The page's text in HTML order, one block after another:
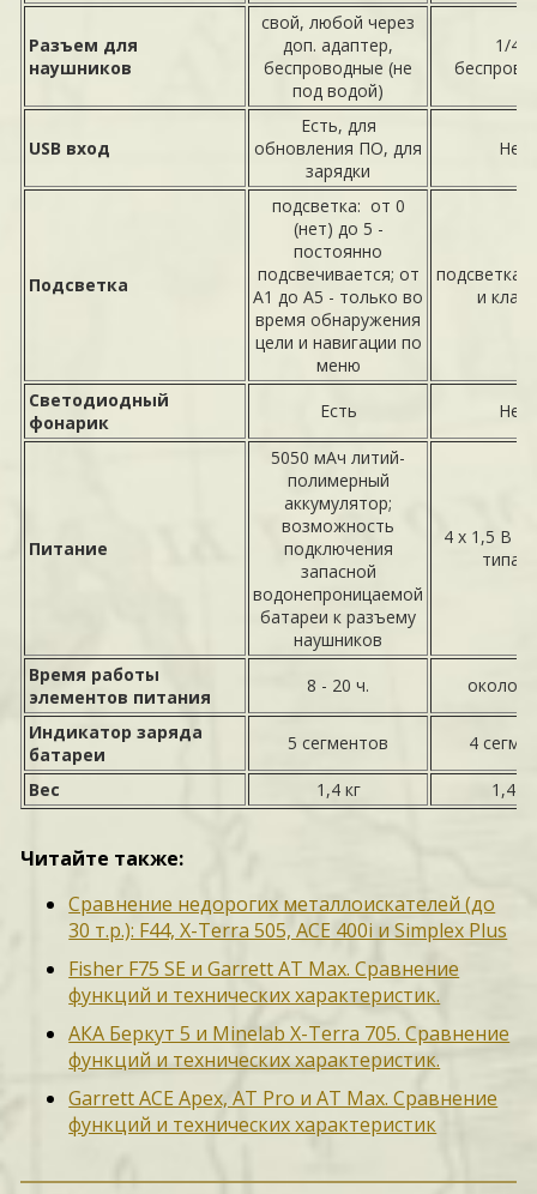
Разъем для
наушников
свой, любой через
доп. адаптер,
беспроводные (не
под водой)
1/4",
USB вход
Есть, для
обновления ПО, для
зарядки
Нет
Подсветка
подсветка: от 0
(нет) до 5 -
постоянно
подсвечивается; от
А1 до А5 - только во
время обнаружения
цели и навигации по
меню
подсветка
и
Светодиодный
фонарик
Есть Нет
Питание
5050 мАч литий-
полимерный
аккумулятор;
возможность
подключения
запасной
водонепроницаемой
батареи к разъему
наушников
4 х 1,5 В
типа
Время работы
элементов питания
8 - 20 ч. около
Индикатор заряда
батареи
5 сегментов 4
Вес 1,4 кг 1,4 кг
Читайте также:
Сравнение недорогих металлоискателей (до
30 т.р.): F44, X-Terra 505, ACE 400i и Simplex Plus
Fisher F75 SE и Garrett AT Max. Сравнение
функций и технических характеристик.
АКА Беркут 5 и Minelab X-Terra 705. Сравнение
функций и технических характеристик.
Garrett ACE Apex, AT Pro и AT Max. Сравнение
функций и технических характеристик